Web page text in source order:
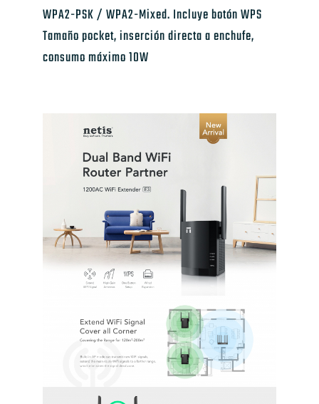
WPA2-PSK / WPA2-Mixed. Incluye botón WPS
Tamaño pocket, inserción directa a enchufe,
consumo máximo 10W